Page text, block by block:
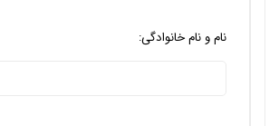
نام و نام خانوادگی: